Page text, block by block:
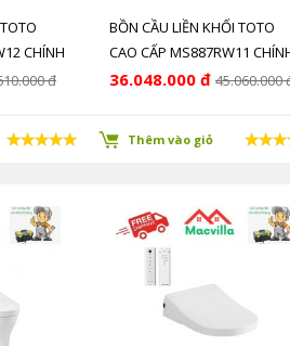
CHÍNH
đ
BỒN CẦU LIỀN KHỐI TOTO
CAO CẤP MS887RW11
HÃNG GIÁ RẺ
36.048.000 đ 45.060.000
Thêm vào giỏ